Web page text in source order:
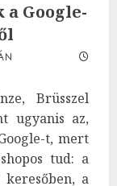
Google-
Brüsszel
ugyanis az,
t, mert
tud: a
a